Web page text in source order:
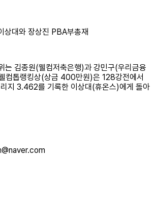
상대와 장상진 PBA부총재
는 김종원(웰컴저축은행)과 강민구(우리금융
컴톱랭킹상(상금 400만원)은 128강전에서
지 3.462를 기록한 이상대(휴온스)에게 돌아